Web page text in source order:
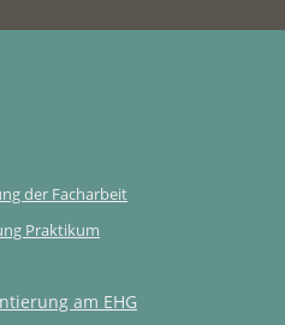
der Facharbeit
Praktikum
am EHG